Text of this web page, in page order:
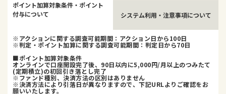
ポイント加算対象条件・ポイント
付与について
システム利用・注意事項について
※アクションに関する調査可能期間：アクション日から100日
※判定・ポイント加算に関する調査可能期間：判定日から70日
■ポイント加算対象条件
オンラインで口座開設完了後、90日以内に5,000円/月以上のつみたて
(定期積立)の初回引き落とし完了
※ファンド種別、決済方法の区別はありません
※決済方法により引落日が異なりますので、下記URLよりご確認をお
願いいたします。